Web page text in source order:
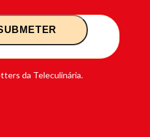
da Teleculinária.